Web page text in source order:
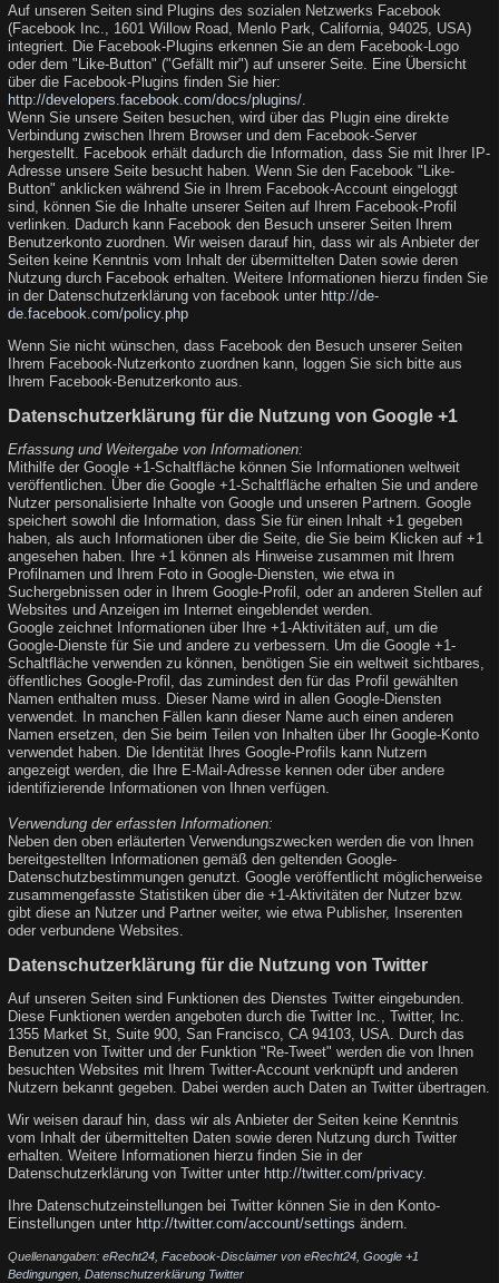
Auf unseren Seiten sind Plugins des sozialen Netzwerks Facebook
(Facebook Inc., 1601 Willow Road, Menlo Park, California, 94025, USA)
integriert. Die Facebook-Plugins erkennen Sie an dem Facebook-Logo
oder dem "Like-Button" ("Gefällt mir") auf unserer Seite. Eine Übersicht
über die Facebook-Plugins finden Sie hier:
http://developers.facebook.com/docs/plugins/
Wenn Sie unsere Seiten besuchen, wird über das Plugin eine direkte
Verbindung zwischen Ihrem Browser und dem Facebook-Server
hergestellt. Facebook erhält dadurch die Information, dass Sie mit Ihrer IP-
Adresse unsere Seite besucht haben. Wenn Sie den Facebook "Like-
Button" anklicken während Sie in Ihrem Facebook-Account eingeloggt
sind, können Sie die Inhalte unserer Seiten auf Ihrem Facebook-Profil
verlinken. Dadurch kann Facebook den Besuch unserer Seiten Ihrem
Benutzerkonto zuordnen. Wir weisen darauf hin, dass wir als Anbieter der
Seiten keine Kenntnis vom Inhalt der übermittelten Daten sowie deren
Nutzung durch Facebook erhalten. Weitere Informationen hierzu finden Sie
in der Datenschutzerklärung von facebook unter http://de-
de.facebook.com/policy.php
Wenn Sie nicht wünschen, dass Facebook den Besuch unserer Seiten
Ihrem Facebook-Nutzerkonto zuordnen kann, loggen Sie sich bitte aus
Ihrem Facebook-Benutzerkonto aus.
Datenschutzerklärung für die Nutzung von Google +1
Erfassung und Weitergabe von Informationen:
Mithilfe der Google +1-Schaltfläche können Sie Informationen weltweit
veröffentlichen. Über die Google +1-Schaltfläche erhalten Sie und andere
Nutzer personalisierte Inhalte von Google und unseren Partnern. Google
speichert sowohl die Information, dass Sie für einen Inhalt +1 gegeben
haben, als auch Informationen über die Seite, die Sie beim Klicken auf +1
angesehen haben. Ihre +1 können als Hinweise zusammen mit Ihrem
Profilnamen und Ihrem Foto in Google-Diensten, wie etwa in
Suchergebnissen oder in Ihrem Google-Profil, oder an anderen Stellen auf
Websites und Anzeigen im Internet eingeblendet werden.
Google zeichnet Informationen über Ihre +1-Aktivitäten auf, um die
Google-Dienste für Sie und andere zu verbessern. Um die Google +1-
Schaltfläche verwenden zu können, benötigen Sie ein weltweit sichtbares,
öffentliches Google-Profil, das zumindest den für das Profil gewählten
Namen enthalten muss. Dieser Name wird in allen Google-Diensten
verwendet. In manchen Fällen kann dieser Name auch einen anderen
Namen ersetzen, den Sie beim Teilen von Inhalten über Ihr Google-Konto
verwendet haben. Die Identität Ihres Google-Profils kann Nutzern
angezeigt werden, die Ihre E-Mail-Adresse kennen oder über andere
identifizierende Informationen von Ihnen verfügen.
Verwendung der erfassten Informationen:
Neben den oben erläuterten Verwendungszwecken werden die von Ihnen
bereitgestellten Informationen gemäß den geltenden Google-
Datenschutzbestimmungen genutzt. Google veröffentlicht möglicherweise
zusammengefasste Statistiken über die +1-Aktivitäten der Nutzer bzw.
gibt diese an Nutzer und Partner weiter, wie etwa Publisher, Inserenten
oder verbundene Websites.
Datenschutzerklärung für die Nutzung von Twitter
Auf unseren Seiten sind Funktionen des Dienstes Twitter eingebunden.
Diese Funktionen werden angeboten durch die Twitter Inc., Twitter, Inc.
1355 Market St, Suite 900, San Francisco, CA 94103, USA. Durch das
Benutzen von Twitter und der Funktion "Re-Tweet" werden die von Ihnen
besuchten Websites mit Ihrem Twitter-Account verknüpft und anderen
Nutzern bekannt gegeben. Dabei werden auch Daten an Twitter übertragen.
Wir weisen darauf hin, dass wir als Anbieter der Seiten keine Kenntnis
vom Inhalt der übermittelten Daten sowie deren Nutzung durch Twitter
erhalten. Weitere Informationen hierzu finden Sie in der
Datenschutzerklärung von Twitter unter http://twitter.com/privacy.
Ihre Datenschutzeinstellungen bei Twitter können Sie in den Konto-
Einstellungen unter http://twitter.com/account/settings ändern.
Quellenangaben: eRecht24 Facebook-Disclaimer von eRecht24 Google +1
Bedingungen Datenschutzerklärung Twitter